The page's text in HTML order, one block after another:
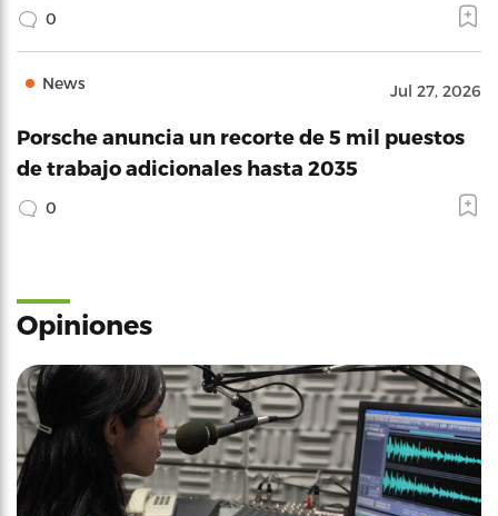
0
News Jul 27, 2026
Porsche anuncia un recorte de 5 mil puestos
de trabajo adicionales hasta 2035
0
Opiniones